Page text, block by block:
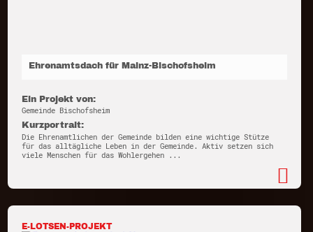
Ehrenamtsdach für Mainz-Bischofsheim
Ein Projekt von:
Gemeinde Bischofsheim
Kurzportrait:
Die Ehrenamtlichen der Gemeinde bilden eine wichtige Stütze
für das alltägliche Leben in der Gemeinde. Aktiv setzen sich
viele Menschen für das Wohlergehen ...
E-LOTSEN-PROJEKT